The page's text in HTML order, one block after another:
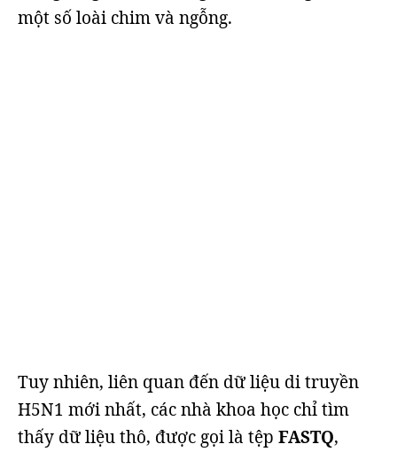
một số loài chim và ngỗng.
Tuy nhiên, liên quan đến dữ liệu di truyền
H5N1 mới nhất, các nhà khoa học chỉ tìm
thấy dữ liệu thô, được gọi là tệp FASTQ,